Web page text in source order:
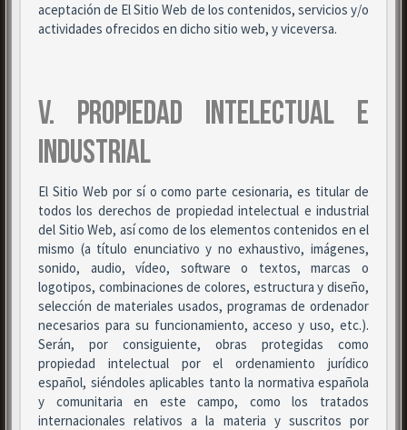
aceptación de El Sitio Web de los contenidos, servicios y/o
actividades ofrecidos en dicho sitio web, y viceversa.
V. PROPIEDAD INTELECTUAL E
INDUSTRIAL
El Sitio Web por sí o como parte cesionaria, es titular de
todos los derechos de propiedad intelectual e industrial
del Sitio Web, así como de los elementos contenidos en el
mismo (a título enunciativo y no exhaustivo, imágenes,
sonido, audio, vídeo, software o textos, marcas o
logotipos, combinaciones de colores, estructura y diseño,
selección de materiales usados, programas de ordenador
necesarios para su funcionamiento, acceso y uso, etc.).
Serán, por consiguiente, obras protegidas como
propiedad intelectual por el ordenamiento jurídico
español, siéndoles aplicables tanto la normativa española
y comunitaria en este campo, como los tratados
internacionales relativos a la materia y suscritos por